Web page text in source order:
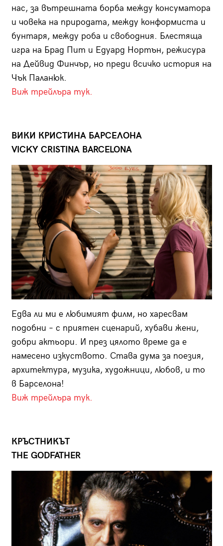
нас, за вът­решната борба между консуматора
и човека на природата, между конформиста и
бунтаря, между роба и свободния. Блестяща
игра на Брад Пит и Едуард Нортън, режисура
на Дейвид Финчър, но преди всичко история на
Чък Паланюк.
Виж трейлъра тук.
ВИКИ КРИСТИНА БАРСЕЛОНА
VICKY CRISTINA BARCELONA
Едва ли ми е любимият филм, но харесвам
подобни – с приятен сценарий, хубави жени,
добри актьори. И през цялото време да е
намесено изкуството. Става дума за поезия,
архитектура, музика, художници, любов, и то
в Барселона!
Виж трейлъра тук.
КРЪСТНИКЪТ
THE GODFATHER